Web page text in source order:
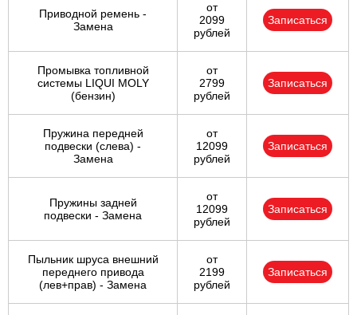
Приводной ремень -
Замена
от
2099
рублей
Записаться
Промывка топливной
системы LIQUI MOLY
(бензин)
от
2799
рублей
Записаться
Пружина передней
подвески (слева) -
Замена
от
12099
рублей
Записаться
Пружины задней
подвески - Замена
от
12099
рублей
Записаться
Пыльник шруса внешний
переднего привода
(лев+прав) - Замена
от
2199
рублей
Записаться